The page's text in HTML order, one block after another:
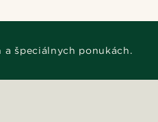
špeciálnych ponukách.